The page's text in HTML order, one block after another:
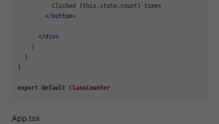
          Clicked {this.state.count} times
</ button>
</div>
    )
  }
}
export default ClassCounter
App.tsx